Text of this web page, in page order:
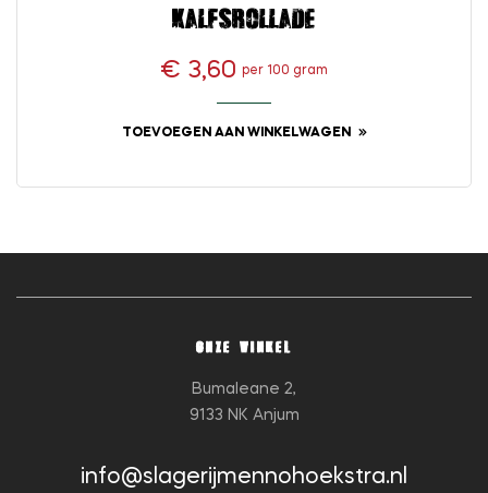
Kalfsrollade
Prijs
€ 3,60 per 100 gram
TOEVOEGEN AAN WINKELWAGEN
ONZE WINKEL
Bumaleane 2,
9133 NK Anjum
info@slagerijmennohoekstra.nl